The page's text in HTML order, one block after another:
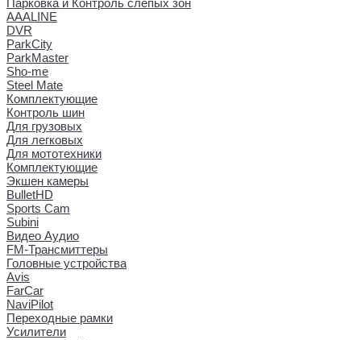
AAALINE
DVR
ParkCity
ParkMaster
Sho-me
Steel Mate
Комплектующие
Контроль шин
Для грузовых
Для легковых
Для мототехники
Комплектующие
Экшен камеры
BulletHD
Sports Cam
Subini
Видео Аудио
FM-Трансмиттеры
Головные устройства
Avis
FarCar
NaviPilot
Переходные рамки
Усилители